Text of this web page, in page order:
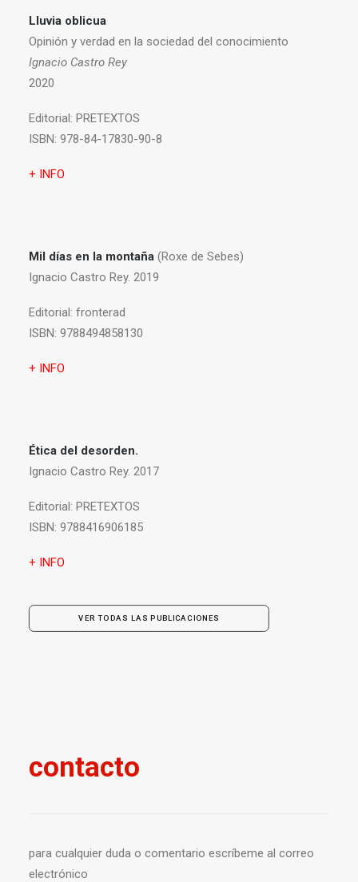
Lluvia oblicua
Opinión y verdad en la sociedad del conocimiento
Ignacio Castro Rey
2020
Editorial: PRETEXTOS
ISBN: 978-84-17830-90-8
+ INFO
Mil días en la montaña (Roxe de Sebes)
Ignacio Castro Rey. 2019
Editorial: fronterad
ISBN: 9788494858130
+ INFO
Ética del desorden.
Ignacio Castro Rey. 2017
Editorial: PRETEXTOS
ISBN: 9788416906185
+ INFO
VER TODAS LAS PUBLICACIONES
contacto
para cualquier duda o comentario escríbeme al correo
electrónico